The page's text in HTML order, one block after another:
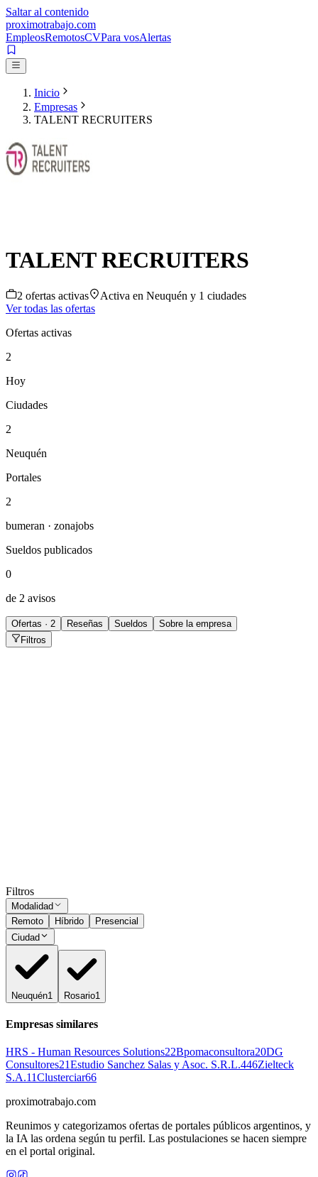
Saltar al contenido
proximotrabajo.com
EmpleosRemotosCVPara vosAlertas
Inicio
Empresas
TALENT RECRUITERS
TALENT RECRUITERS
2 ofertas activas Activa en Neuquén y 1 ciudades
Ver todas las ofertas
Ofertas activas
2
Hoy
Ciudades
2
Neuquén
Portales
2
bumeran · zonajobs
Sueldos publicados
0
de 2 avisos
Ofertas · 2 Reseñas Sueldos
Sobre la empresa
Filtros
Filtros
Modalidad
Remoto
Híbrido
Presencial
Ciudad
Neuquén1 Rosario1
Empresas similares
HRS - Human Resources Solutions22Bpomaconsultora20DG
Consultores21Estudio Sanchez Salas y Asoc. S.R.L.446Zielteck
S.A.11Clusterciar66
proximotrabajo.com
Reunimos y categorizamos ofertas de portales públicos argentinos, y
la IA las ordena según tu perfil. Las postulaciones se hacen siempre
en el portal original.